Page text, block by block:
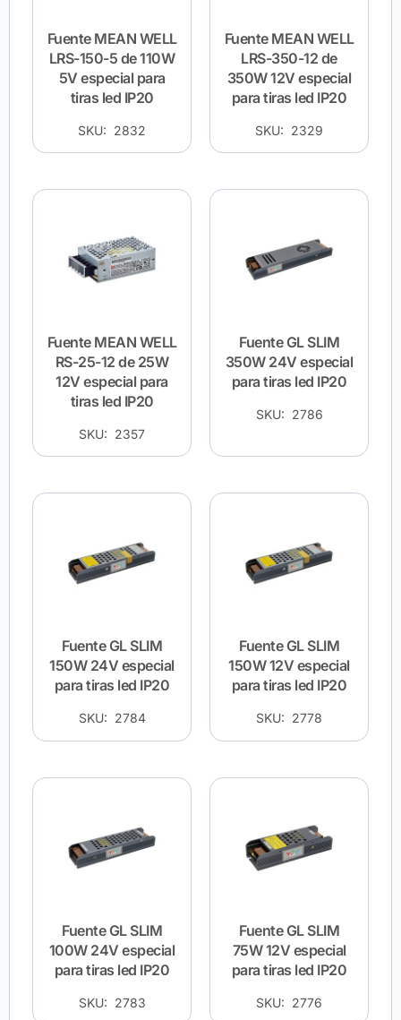
Fuente MEAN WELL
LRS-150-5 de 110W
5V especial para
tiras led IP20
SKU: 2832
Fuente MEAN WELL
LRS-350-12 de
350W 12V especial
para tiras led IP20
SKU: 2329
Fuente MEAN WELL
RS-25-12 de 25W
12V especial para
tiras led IP20
SKU: 2357
Fuente GL SLIM
350W 24V especial
para tiras led IP20
SKU: 2786
Fuente GL SLIM
150W 24V especial
para tiras led IP20
SKU: 2784
Fuente GL SLIM
150W 12V especial
para tiras led IP20
SKU: 2778
Fuente GL SLIM
100W 24V especial
para tiras led IP20
SKU: 2783
Fuente GL SLIM
75W 12V especial
para tiras led IP20
SKU: 2776